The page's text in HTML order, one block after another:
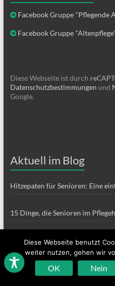
Facebook Gruppe "Pflegende
Facebook Gruppe
Diese Webseite ist durch
Datenschutzbestimmungen und
Google.
Aktuell im Blog
Hitzepaten für Senioren: Eine
15 Dinge, die Senioren im
Humor in der Altenpflege –
ist
Was ist ein Hospiz? Begleitung,
Diese Webseite benutzt
weiter nutzen, gehen wir
OK Nein